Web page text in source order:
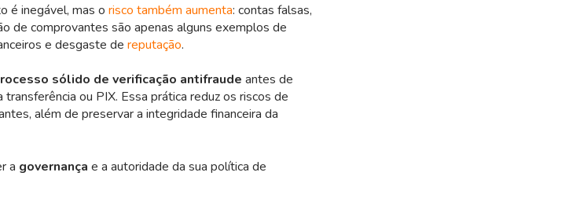
é inegável, mas o risco também aumenta: contas falsas,
de comprovantes são apenas alguns exemplos de
e desgaste de reputação.
sólido de verificação antifraude antes de
ou PIX. Essa prática reduz os riscos de
além de preservar a integridade financeira da
a governança e a autoridade da sua política de